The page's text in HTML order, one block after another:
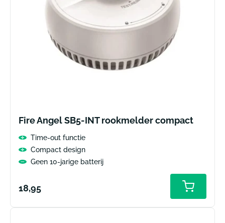
Fire Angel SB5-INT rookmelder compact
Time-out functie
Compact design
Geen 10-jarige batterij
Normale
18,95